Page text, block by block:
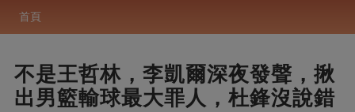
首頁
不是王哲林，李凱爾深夜發聲，揪
出男籃輸球最大罪人，杜鋒沒說錯